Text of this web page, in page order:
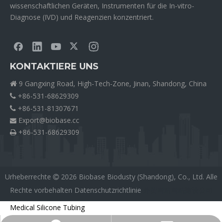
wissenschaftlichen Geräten, Instrumenten für die In-vitro-
Diagnose (IVD) und Reagenzien konzentriert.
KONTAKTIERE UNS
 9 Gangxing Road, High-Tech-Zone, Jinan, Shandong, China
 +86-531-68629309
 +86-531-81307671
 Export@biobase.cc
 +86-531-68629309
Urheberrechte  2026 Biobase Biodusty (Shandong), Co., Ltd. Alle
Rechte vorbehalten Datenschutzrichtlinie
Medical Silicone Tubing